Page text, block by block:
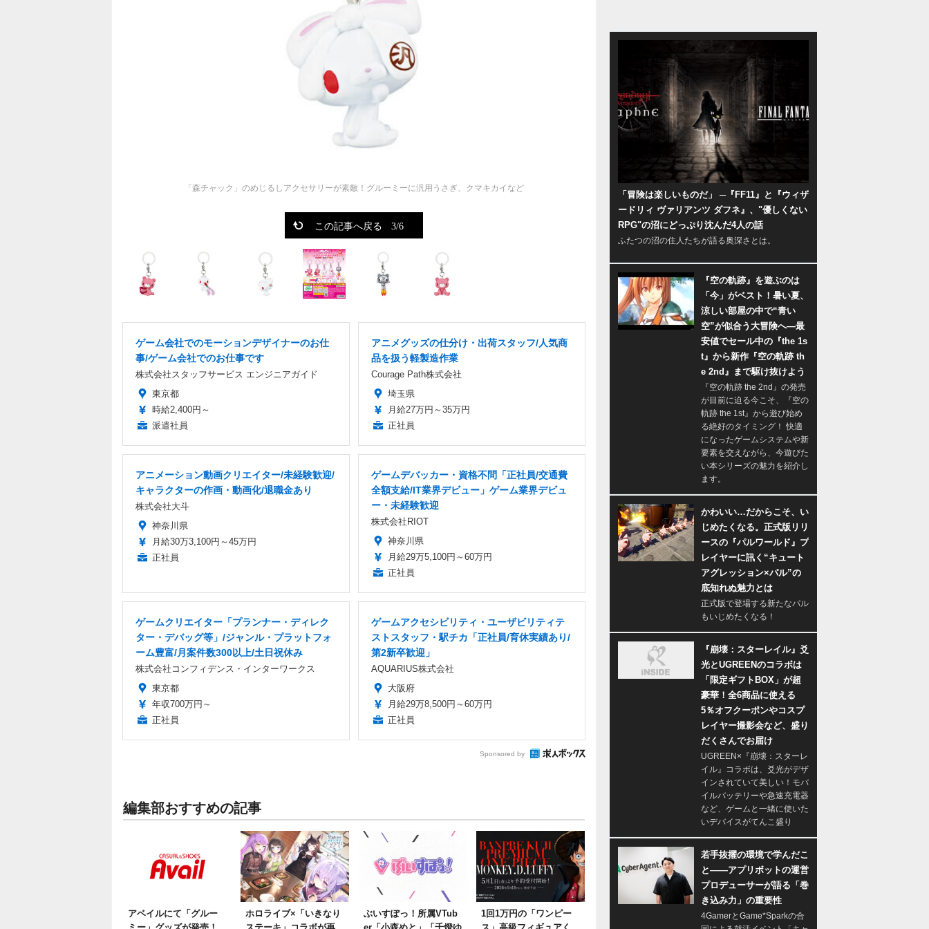
「森チャック」のめじるしアクセサリーが素敵！グルーミーに汎用うさぎ、クマキカイなど
この記事へ戻る 3/6
ゲーム会社でのモーションデザイナーのお仕
事/ゲーム会社でのお仕事です
株式会社スタッフサービス エンジニアガイド
東京都
時給2,400円～
派遣社員
アニメグッズの仕分け・出荷スタッフ/人気商
品を扱う軽製造作業
Courage Path株式会社
埼玉県
月給27万円～35万円
正社員
アニメーション動画クリエイター/未経験歓迎/
キャラクターの作画・動画化/退職金あり
株式会社大斗
神奈川県
月給30万3,100円～45万円
正社員
ゲームデバッカー・資格不問「正社員/交通費
全額支給/IT業界デビュー」ゲーム業界デビュ
ー・未経験歓迎
株式会社RIOT
神奈川県
月給29万5,100円～60万円
正社員
ゲームクリエイター「プランナー・ディレク
ター・デバッグ等」/ジャンル・プラットフォ
ーム豊富/月案件数300以上/土日祝休み
株式会社コンフィデンス・インターワークス
東京都
年収700万円～
正社員
ゲームアクセシビリティ・ユーザビリティテ
ストスタッフ・駅チカ「正社員/育休実績あり/
第2新卒歓迎」
AQUARIUS株式会社
大阪府
月給29万8,500円～60万円
正社員
Sponsored by
編集部おすすめの記事
アベイルにて「グルー
ホロライブ×「いきなり
ぶいすぽっ！所属VTub
1回1万円の「ワンピー
「冒険は楽しいものだ」 ─『FF11』と『ウィザ
ードリィ ヴァリアンツ ダフネ』、"優しくない
RPG"の沼にどっぷり沈んだ4人の話
ふたつの沼の住人たちが語る奥深さとは。
『空の軌跡』を遊ぶのは
「今」がベスト！暑い夏、
涼しい部屋の中で“青い
空”が似合う大冒険へ―最
安値でセール中の『the 1s
t』から新作『空の軌跡 th
e 2nd』まで駆け抜けよう
『空の軌跡 the 2nd』の発売
が目前に迫る今こそ、『空の
軌跡 the 1st』から遊び始め
る絶好のタイミング！ 快適
になったゲームシステムや新
要素を交えながら、今遊びた
い本シリーズの魅力を紹介し
ます。
かわいい…だからこそ、い
じめたくなる。正式版リリ
ースの『パルワールド』プ
レイヤーに訊く“キュート
アグレッション×パル”の
底知れぬ魅力とは
正式版で登場する新たなパル
もいじめたくなる！
『崩壊：スターレイル』爻
光とUGREENのコラボは
「限定ギフトBOX」が超
豪華！全6商品に使える
5％オフクーポンやコスプ
レイヤー撮影会など、盛り
だくさんでお届け
UGREEN×『崩壊：スターレ
イル』コラボは、爻光がデザ
インされていて美しい！モバ
イルバッテリーや急速充電器
など、ゲームと一緒に使いた
いデバイスがてんこ盛り
若手抜擢の環境で学んだこ
と――アプリボットの運営
プロデューサーが語る「巻
き込み力」の重要性
4GamerとGame*Sparkの合